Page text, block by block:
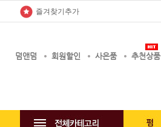
즐겨찾기추가
덤앤덤 회원할인 사은품 추천상품